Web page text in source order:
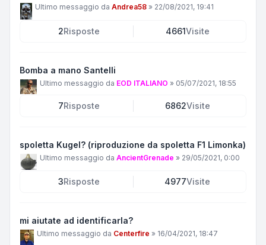
Ultimo messaggio da Andrea58 » 22/08/2021, 19:41
2Risposte 4661Visite
Bomba a mano Santelli
Ultimo messaggio da EOD ITALIANO » 05/07/2021, 18:55
7Risposte 6862Visite
spoletta Kugel? (riproduzione da spoletta F1 Limonka)
Ultimo messaggio da AncientGrenade » 29/05/2021, 0:00
3Risposte 4977Visite
mi aiutate ad identificarla?
Ultimo messaggio da Centerfire » 16/04/2021, 18:47